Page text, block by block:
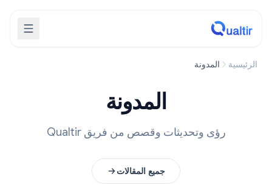
الرئيسية المدونة
المدونة
رؤى وتحديثات وقصص من فريق Qualtir
جميع المقالات